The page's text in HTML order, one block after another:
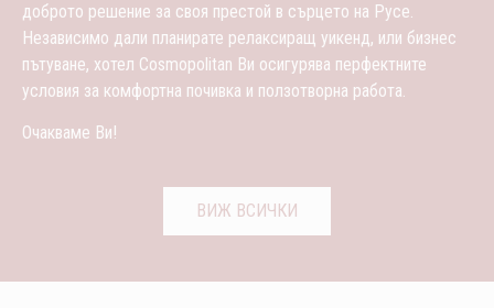
доброто решение за своя престой в сърцето на Русе.
Независимо дали планирате релаксиращ уикенд, или бизнес
пътуване, хотел Cosmopolitan Ви осигурява перфектните
условия за комфортна почивка и ползотворна работа.
Очакваме Ви!
ВИЖ ВСИЧКИ